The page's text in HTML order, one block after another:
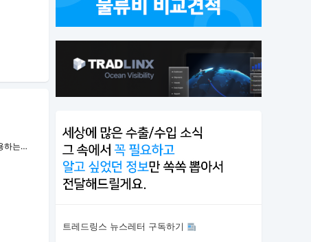
하는…
트레드링스 뉴스레터 구독하기